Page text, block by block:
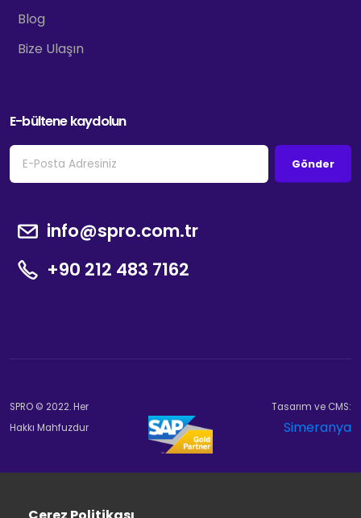
Blog
Bize Ulaşın
E-bültene kaydolun
Gönder
info@spro.com.tr
+90 212 483 7162
SPRO © 2022. Her
Hakkı Mahfuzdur
Tasarım ve CMS:
Simeranya